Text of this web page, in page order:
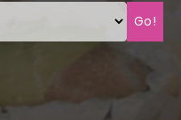
Go!